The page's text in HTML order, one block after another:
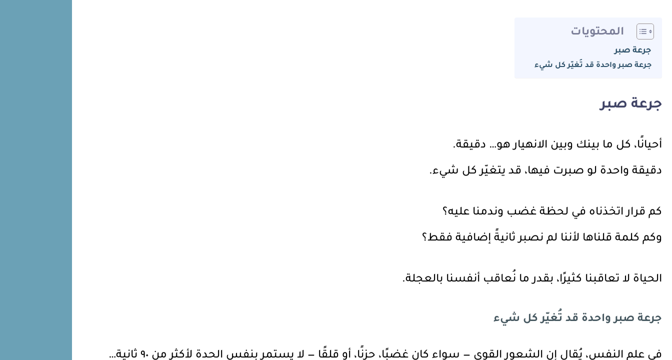
المحتويات
جرعة صبر
جرعة صبر واحدة قد تُغيّر كل شيء
جرعة صبر
أحيانًا، كل ما بينك وبين الانهيار هو… دقيقة.
دقيقة واحدة لو صبرت فيها، قد يتغيّر كل شيء.
كم قرار اتخذناه في لحظة غضب وندمنا عليه؟
وكم كلمة قلناها لأننا لم نصبر ثانيةً إضافية فقط؟
الحياة لا تعاقبنا كثيرًا، بقدر ما نُعاقب أنفسنا بالعجلة.
جرعة صبر واحدة قد تُغيّر كل شيء
في علم النفس، يُقال إن الشعور القوي — سواء كان غضبًا، حزنًا، أو قلقًا — لا يستمر بنفس الحدة لأكثر من ٩٠ ثانية…